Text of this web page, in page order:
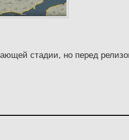
стадии, но перед